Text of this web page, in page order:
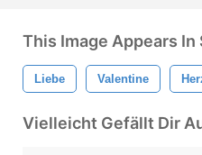
This Image Appears In
Liebe Valentine
Vielleicht Gefällt Dir